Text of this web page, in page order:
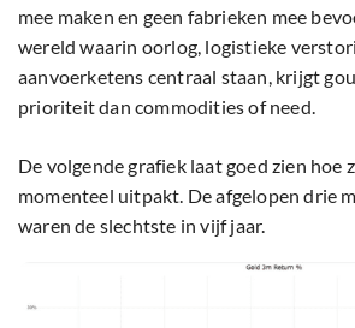
mee maken en geen fabrieken mee
wereld waarin oorlog, logistieke
aanvoerketens centraal staan, krijgt
prioriteit dan commodities of need.
De volgende grafiek laat goed zien hoe
momenteel uitpakt. De afgelopen drie
waren de slechtste in vijf jaar.